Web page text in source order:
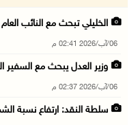
الخليلي تبحث مع النائب
06/آب/2026 02:41 م
وزير العدل يبحث مع السفير
06/آب/2026 02:37 م
سلطة النقد: ارتفاع نسبة